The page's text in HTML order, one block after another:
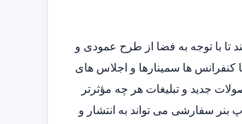
تا با توجه به فضا از طرح عمودی و
کنفرانس ها سمینارها و اجلاس های
جدید و تبلیغات هر چه مؤثرتر
سفارشی می تواند به انتشار و